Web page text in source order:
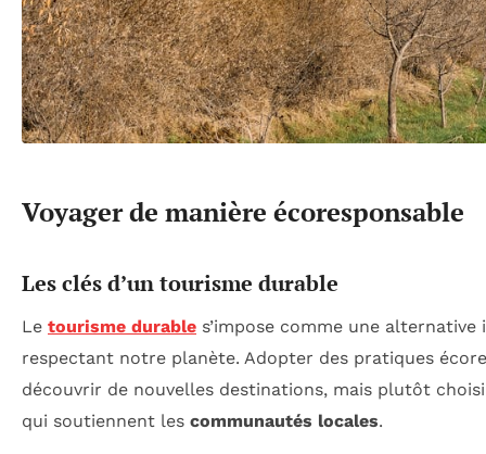
Voyager de manière écoresponsable
Les clés d’un tourisme durable
Le tourisme durable s’impose comme une
respectant notre planète. Adopter des pratiques
découvrir de nouvelles destinations, mais plutôt
qui soutiennent les communautés locales.